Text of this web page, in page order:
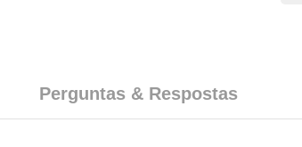
Perguntas & Respostas